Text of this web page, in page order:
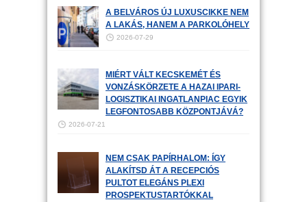
A BELVÁROS ÚJ LUXUSCIKKE NEM
A LAKÁS, HANEM A PARKOLÓHELY
2026-07-29
MIÉRT VÁLT KECSKEMÉT ÉS
VONZÁSKÖRZETE A HAZAI IPARI-
LOGISZTIKAI INGATLANPIAC EGYIK
LEGFONTOSABB KÖZPONTJÁVÁ?
2026-07-21
NEM CSAK PAPÍRHALOM: ÍGY
ALAKÍTSD ÁT A RECEPCIÓS
PULTOT ELEGÁNS PLEXI
PROSPEKTUSTARTÓKKAL